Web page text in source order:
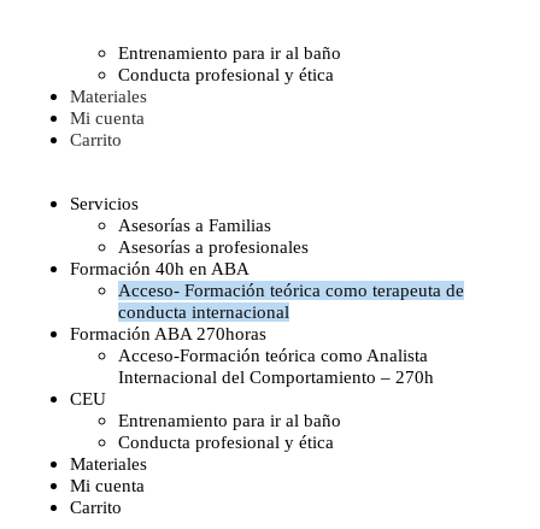
Entrenamiento para ir al baño
Conducta profesional y ética
Materiales
Mi cuenta
Carrito
Servicios
Asesorías a Familias
Asesorías a profesionales
Formación 40h en ABA
Acceso- Formación teórica como terapeuta de
conducta internacional
Formación ABA 270horas
Acceso-Formación teórica como Analista
Internacional del Comportamiento – 270h
CEU
Entrenamiento para ir al baño
Conducta profesional y ética
Materiales
Mi cuenta
Carrito